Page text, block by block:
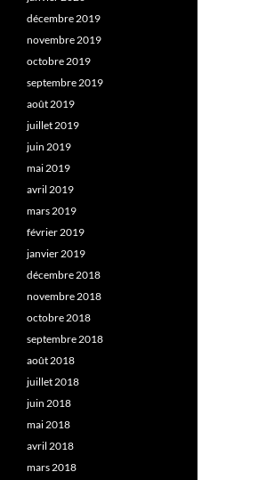
décembre 2019
novembre 2019
octobre 2019
septembre 2019
août 2019
juillet 2019
juin 2019
mai 2019
avril 2019
mars 2019
février 2019
janvier 2019
décembre 2018
novembre 2018
octobre 2018
septembre 2018
août 2018
juillet 2018
juin 2018
mai 2018
avril 2018
mars 2018